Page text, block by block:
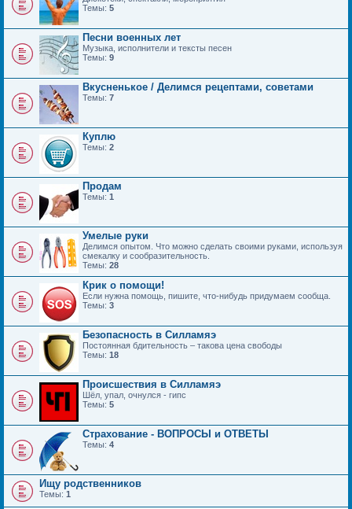
Темы: 5
Песни военных лет
Музыка, исполнители и тексты песен
Темы: 9
Вкусненькое / Делимся рецептами, советами
Темы: 7
Куплю
Темы: 2
Продам
Темы: 1
Умелые руки
Делимся опытом. Что можно сделать своими руками, используя
смекалку и сообразительность.
Темы: 28
Крик о помощи!
Если нужна помощь, пишите, что-нибудь придумаем сообща.
Темы: 3
Безопасность в Силламяэ
Постоянная бдительность – такова цена свободы
Темы: 18
Происшествия в Силламяэ
Шёл, упал, очнулся - гипс
Темы: 5
Страхование - ВОПРОСЫ и ОТВЕТЫ
Темы: 4
Ищу родственников
Темы: 1